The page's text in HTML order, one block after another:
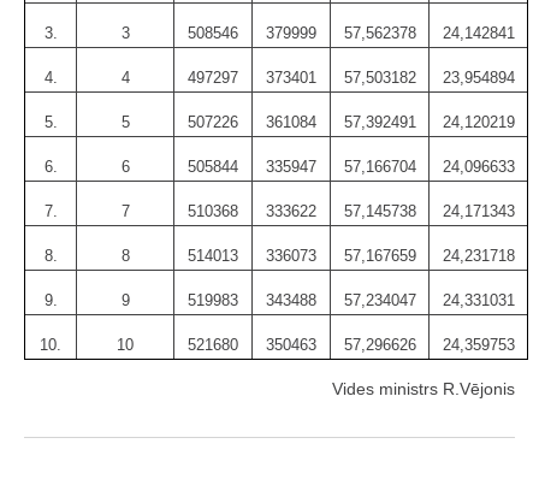
3. 3 508546 379999 57,562378 24,142841
4. 4 497297 373401 57,503182 23,954894
5. 5 507226 361084 57,392491 24,120219
6. 6 505844 335947 57,166704 24,096633
7. 7 510368 333622 57,145738 24,171343
8. 8 514013 336073 57,167659 24,231718
9. 9 519983 343488 57,234047 24,331031
10. 10 521680 350463 57,296626 24,359753
Vides ministrs R.Vējonis